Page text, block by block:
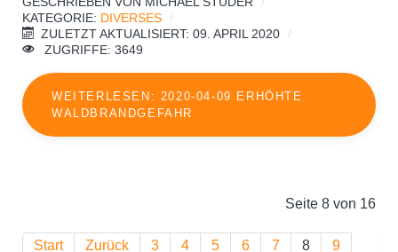
KATEGORIE: DIVERSES
ZULETZT AKTUALISIERT: 09. APRIL 2020
ZUGRIFFE: 3649
WEITERLESEN: 2020-04-09 ERHÖHTE
WALDBRANDGEFAHR
Seite 8 von 16
Start Zurück 3 4 5 6 7 8 9